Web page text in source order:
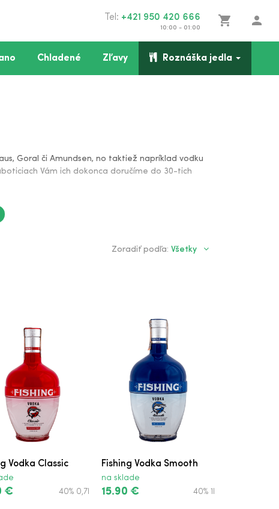
Tel: +421 950 420 666
10:00 - 01:00
shopping_cart person
Chladené Zľavy Roznáška jedla
Goral či Amundsen, no taktiež napríklad vodku
Vám ich dokonca doručíme do 30-tich
Zoradiť podľa: Všetky
Vodka Classic
€ 40% 0,7l
Fishing Vodka Smooth
na sklade
15.90 € 40% 1l